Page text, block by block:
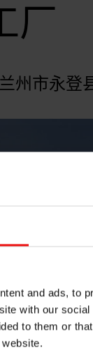
and ads, to
with our
to them or
厂
州市永登